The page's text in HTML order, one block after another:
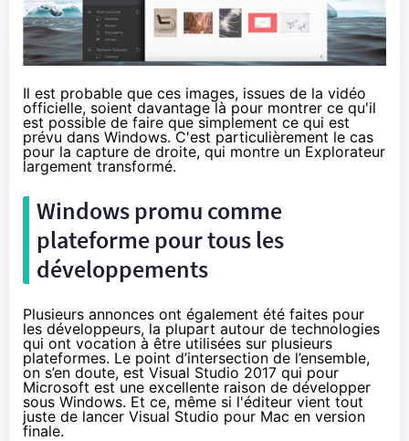
Il est probable que ces images, issues de la vidéo
officielle, soient davantage là pour montrer ce qu'il
est possible de faire que simplement ce qui est
prévu dans Windows. C'est particulièrement le cas
pour la capture de droite, qui montre un Explorateur
largement transformé.
Windows promu comme
plateforme pour tous les
développements
Plusieurs annonces ont également été faites pour
les développeurs, la plupart autour de technologies
qui ont vocation à être utilisées sur plusieurs
plateformes. Le point d’intersection de l’ensemble,
on s’en doute, est Visual Studio 2017 qui pour
Microsoft est une excellente raison de développer
sous Windows. Et ce, même si l'éditeur vient tout
juste de lancer Visual Studio pour Mac en version
finale.